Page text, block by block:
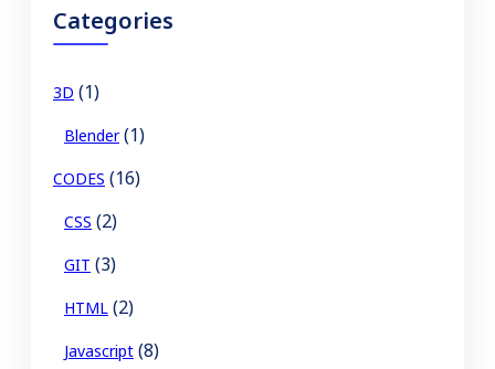
h
Categories
3D (1)
Blender(1)
CODES (16)
CSS (2)
GIT (3)
HTML (2)
Javascript (8)